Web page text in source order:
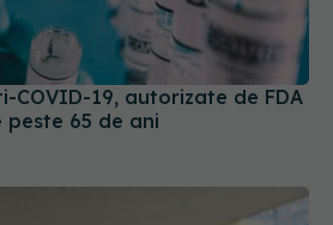
COVID-19, autorizate de FDA
65 de ani